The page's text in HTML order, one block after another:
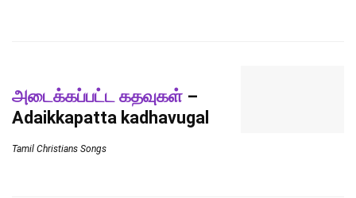
அடைக்கப்பட்ட கதவுகள் –
Adaikkapatta kadhavugal
Tamil Christians Songs